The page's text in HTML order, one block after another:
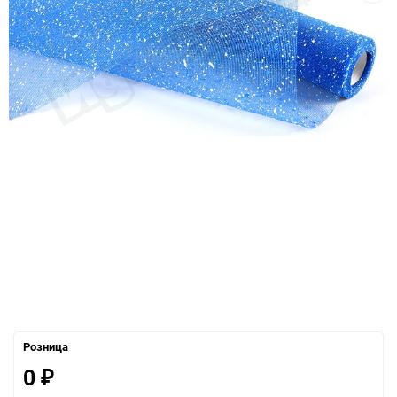
Розница
0 ₽